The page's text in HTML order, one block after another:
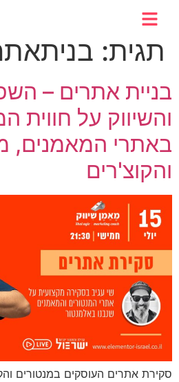
תגית:
בניית אתרים –
והשיווק על
באתרי המאמנים,
והקוצ'רים
סקירת אתרים העוסקים במנטורים